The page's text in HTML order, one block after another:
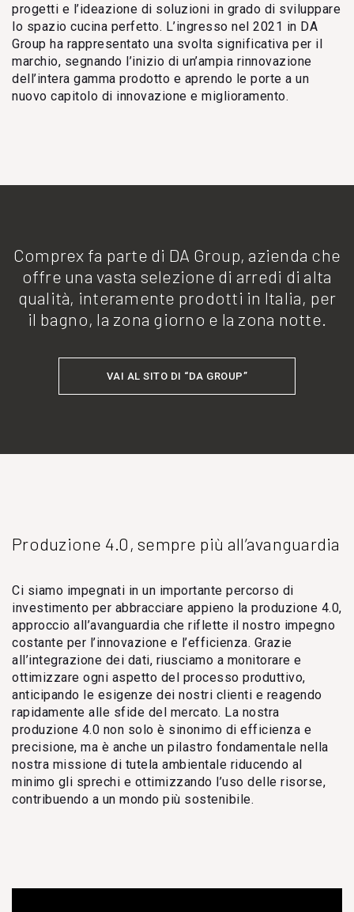
progetti e l’ideazione di soluzioni in grado di sviluppare
lo spazio cucina perfetto. L’ingresso nel 2021 in DA
Group ha rappresentato una svolta significativa per il
marchio, segnando l’inizio di un’ampia rinnovazione
dell’intera gamma prodotto e aprendo le porte a un
nuovo capitolo di innovazione e miglioramento.
Comprex fa parte di DA Group, azienda che
offre una vasta selezione di arredi di alta
qualità, interamente prodotti in Italia, per
il bagno, la zona giorno e la zona notte.
VAI AL SITO DI “DA GROUP”
Produzione 4.0, sempre più all’avanguardia
Ci siamo impegnati in un importante percorso di
investimento per abbracciare appieno la produzione 4.0,
approccio all’avanguardia che riflette il nostro impegno
costante per l’innovazione e l’efficienza. Grazie
all’integrazione dei dati, riusciamo a monitorare e
ottimizzare ogni aspetto del processo produttivo,
anticipando le esigenze dei nostri clienti e reagendo
rapidamente alle sfide del mercato. La nostra
produzione 4.0 non solo è sinonimo di efficienza e
precisione, ma è anche un pilastro fondamentale nella
nostra missione di tutela ambientale riducendo al
minimo gli sprechi e ottimizzando l’uso delle risorse,
contribuendo a un mondo più sostenibile.